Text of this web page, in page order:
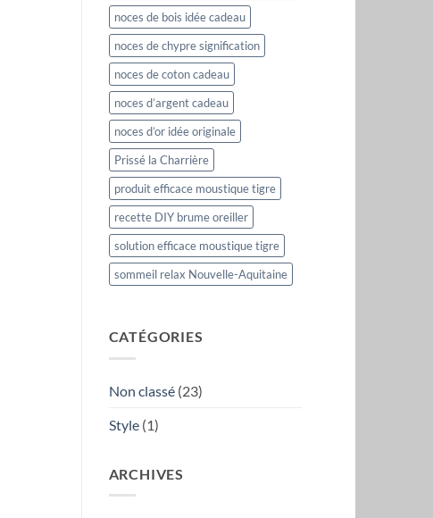
noces de bois idée cadeau
noces de chypre signification
noces de coton cadeau
noces d’argent cadeau
noces d’or idée originale
Prissé la Charrière
produit efficace moustique tigre
recette DIY brume oreiller
solution efficace moustique tigre
sommeil relax Nouvelle-Aquitaine
CATÉGORIES
Non classé(23)
Style(1)
ARCHIVES